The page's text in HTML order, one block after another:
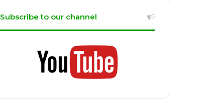
Subscribe to our channel